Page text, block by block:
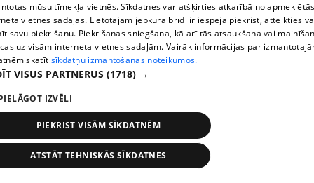
pirms 2 mēnešiem, 3 nedēļām
mūsu tīmekļa vietnēs. Sīkdatnes var atšķirties atkarībā no
vietnes sadaļas. Lietotājam jebkurā brīdī ir iespēja piekrist, atteikties
savu piekrišanu. Piekrišanas sniegšana, kā arī tās atsaukšana vai
uz visām interneta vietnes sadaļām. Vairāk informācijas par
skatīt sīkdatņu izmantošanas noteikumos.
VISUS PARTNERUS (1718) →
IZVĒLI
PIEKRIST VISĀM SĪKDATNĒM
ATSTĀT TEHNISKĀS SĪKDATNES